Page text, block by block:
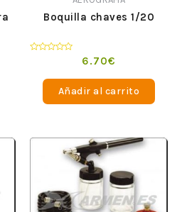
Boquilla chaves 1/20
6.70€
Añadir al carrito